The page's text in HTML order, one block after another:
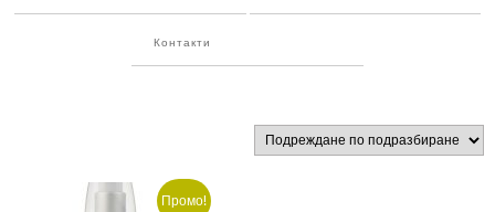
Контакти
Промо!